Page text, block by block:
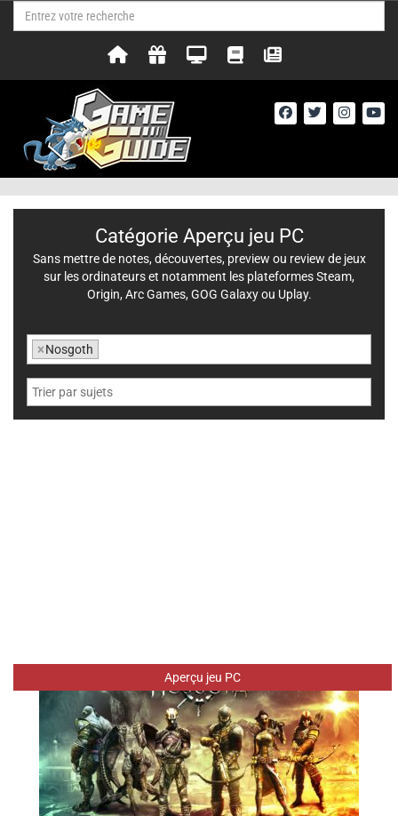
Aperçu jeu PC
Catégorie Aperçu jeu PC
Sans mettre de notes, découvertes, preview ou review de jeux
sur les ordinateurs et notamment les plateformes Steam,
Origin, Arc Games, GOG Galaxy ou Uplay.
×Nosgoth